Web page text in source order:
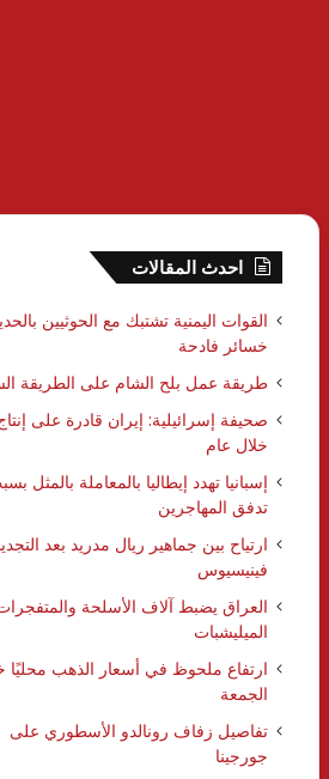
احدث المقالات
القوات اليمنية تشتبك مع الحوثيين
خسائر فادحة
طريقة عمل بلح الشام على الطريقة
صحيفة إسرائيلية: إيران قادرة على
خلال عام
إسبانيا تهدد إيطاليا بالمعاملة بالمثل
تدفق المهاجرين
ارتياح بين جماهير ريال مدريد بعد
فينيسيوس
العراق يضبط آلاف الأسلحة
الميليشبات
ارتفاع ملحوظ في أسعار الذهب محليًا
الجمعة
تفاصيل زفاف رونالدو الأسطوري على
جورجينا